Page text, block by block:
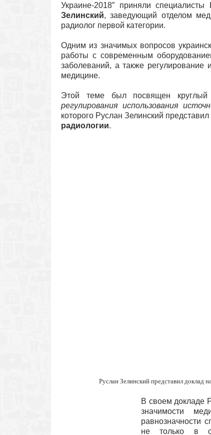
Украине-2018” приняли
Зелинский, заведующий отделом
радиолог первой категории.
Одним из значимых вопросов
работы с современным
заболеваний, а также регулирование
медицине.
Этой теме был посвящен
регулирования использования
которого Руслан Зелинский представил
радиологии.
Руслан Зелинский представил доклад
В своем докладе
значимости
равнозначности
не только в